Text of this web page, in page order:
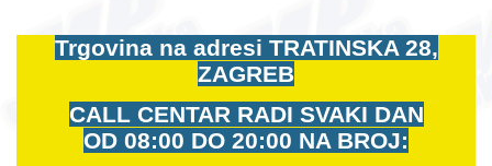
Trgovina na adresi TRATINSKA 28,
ZAGREB
CALL CENTAR RADI SVAKI DAN
OD 08:00 DO 20:00 NA BROJ: